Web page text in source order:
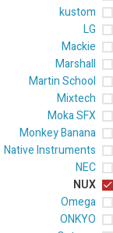
kustom
LG
Mackie
Marshall
Martin School
Mixtech
Moka SFX
Monkey Banana
Native Instruments
NEC
NUX
Omega
ONKYO